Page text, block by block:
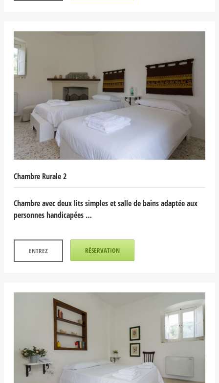
Chambre Rurale 2
Chambre avec deux lits simples et salle de bains adaptée aux
personnes handicapées …
ENTREZ RÉSERVATION